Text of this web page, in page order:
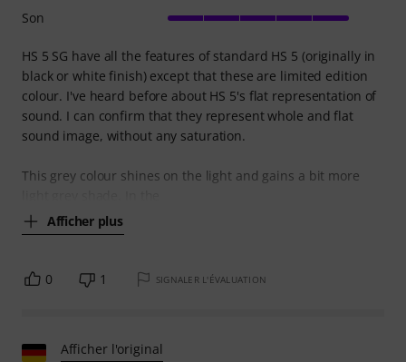
HS 5 SG have all the features of standard HS 5 (originally in
black or white finish) except that these are limited edition
colour. I've heard before about HS 5's flat representation of
sound. I can confirm that they represent whole and flat
sound image, without any saturation.
This grey colour shines on the light and gains a bit more
Afficher plus
Son
0 1 SIGNALER L'ÉVALUATION
Afficher l'original